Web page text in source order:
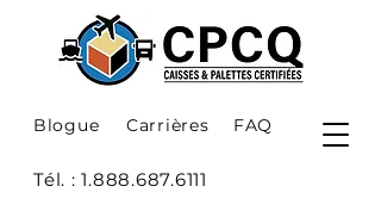
Blogue Carrières FAQ
Tél. :1.888.687.6111